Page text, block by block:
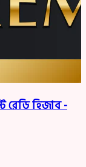
রেডি হিজাব -